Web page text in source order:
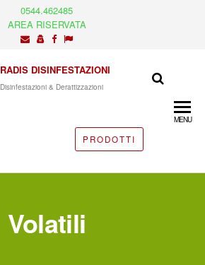
0544.462485
AREA RISERVATA
RADIS DISINFESTAZIONI
Disinfestazioni & Derattizzazioni
PRODOTTI
MENU
Volatili